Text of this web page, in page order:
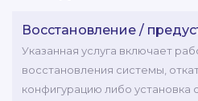
Восстановление /
Указанная услуга включает
восстановления системы,
конфигурацию либо установка